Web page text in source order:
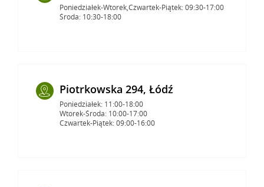
Poniedziałek-Wtorek,Czwartek-Piątek: 09:30-17:00
Środa: 10:30-18:00
Piotrkowska 294, Łódź
Poniedziałek: 11:00-18:00
Wtorek-Środa: 10:00-17:00
Czwartek-Piątek: 09:00-16:00